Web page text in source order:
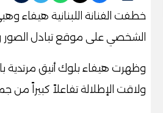
خطفت الفنانة اللبنانية هيفاء
الشخصي على موقع تبادل الصور
وظهرت هيفاء بلوك أنيق مرتدية
ولاقت الإطلالة تفاعلاً كبيراً من